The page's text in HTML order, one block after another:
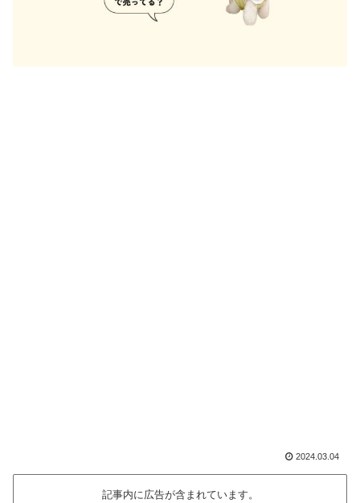
2024.03.04
記事内に広告が含まれています。